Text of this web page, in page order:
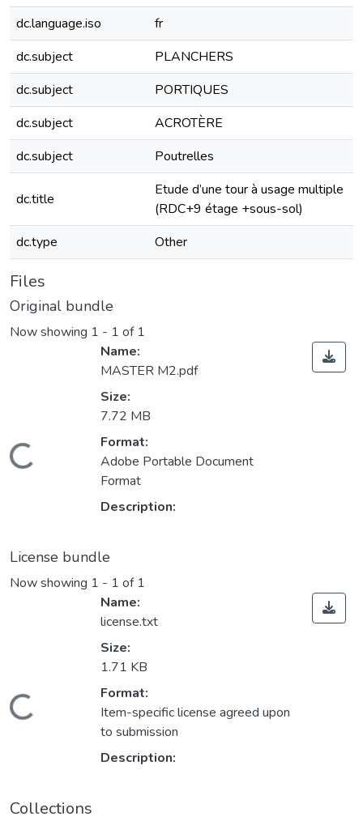
dc.language.iso
fr
dc.subject
PLANCHERS
dc.subject
PORTIQUES
dc.subject
ACROTÈRE
dc.subject
Poutrelles
dc.title
Etude d’une tour à usage multiple
(RDC+9 étage +sous-sol)
dc.type
Other
Files
Original bundle
Now showing 1 - 1 of 1
Loading...
Name:
MASTER M2.pdf
Size:
7.72 MB
Format:
Adobe Portable Document
Format
Description:
License bundle
Now showing 1 - 1 of 1
Loading...
Name:
license.txt
Size:
1.71 KB
Format:
Item-specific license agreed upon
to submission
Description:
Collections